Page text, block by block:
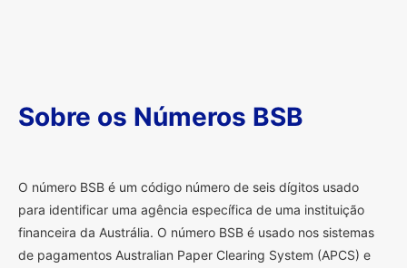
Sobre os Números BSB
O número BSB é um código número de seis dígitos usado
para identificar uma agência específica de uma instituição
financeira da Austrália. O número BSB é usado nos sistemas
de pagamentos Australian Paper Clearing System (APCS) e